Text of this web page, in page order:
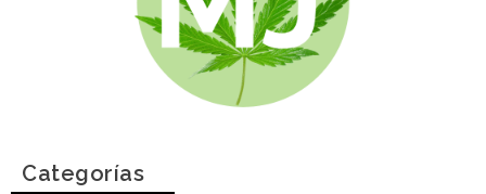
Categorías